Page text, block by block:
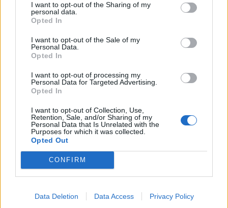
I want to opt-out of the Sharing of my
personal data.
Opted In
I want to opt-out of the Sale of my
Personal Data.
Opted In
I want to opt-out of processing my
Personal Data for Targeted Advertising.
Opted In
I want to opt-out of Collection, Use,
Retention, Sale, and/or Sharing of my
Personal Data that Is Unrelated with the
Purposes for which it was collected.
Opted Out
CONFIRM
Data Deletion Data Access Privacy Policy
Sok román állampolgár még mindig az 1997-es
mintára kiállított személyi igazolványt használja,
amint az új elektronikus és egyszerű személyi
igazolványok országszerte elérhetővé válnak.